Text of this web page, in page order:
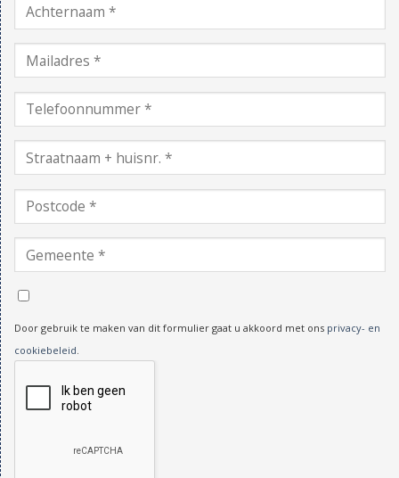
Door gebruik te maken van dit formulier gaat u akkoord met ons privacy- en
cookiebeleid.